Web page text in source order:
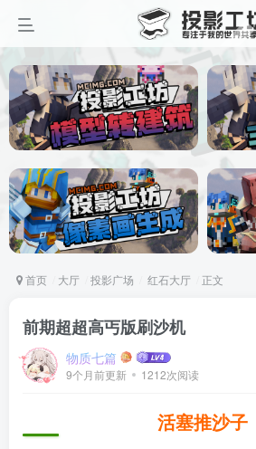
首页 大厅 投影广场 红石大厅 正文
前期超超高丐版刷沙机
物质七篇
9个月前更新 1212次阅读
活塞推沙子